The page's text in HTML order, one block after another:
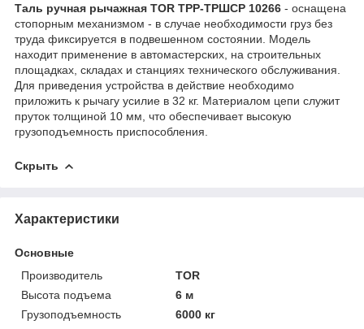
Таль ручная рычажная TOR ТРР-ТРШСР 10266 - оснащена
стопорным механизмом - в случае необходимости груз без
труда фиксируется в подвешенном состоянии. Модель
находит применение в автомастерских, на строительных
площадках, складах и станциях технического обслуживания.
Для приведения устройства в действие необходимо
приложить к рычагу усилие в 32 кг. Материалом цепи служит
пруток толщиной 10 мм, что обеспечивает высокую
грузоподъемность приспособления.
Скрыть
Характеристики
Основные
Производитель
TOR
Высота подъема
6 м
Грузоподъемность
6000 кг